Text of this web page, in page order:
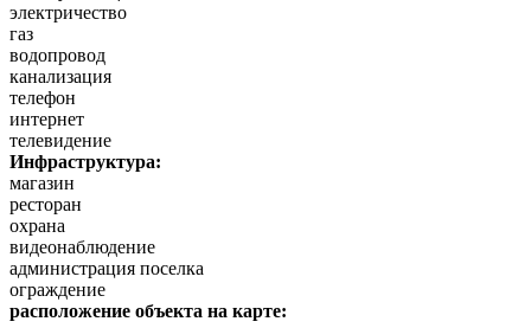
электричество
газ
водопровод
канализация
телефон
интернет
телевидение
Инфраструктура:
магазин
ресторан
охрана
видеонаблюдение
администрация поселка
ограждение
расположение объекта на карте: